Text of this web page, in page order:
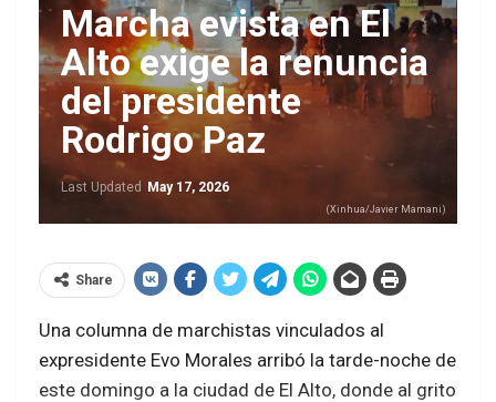
Marcha evista en El
Alto exige la renuncia
del presidente
Rodrigo Paz
Last Updated May 17, 2026
(Xinhua/Javier Mamani)
Share
Una columna de marchistas vinculados al
expresidente Evo Morales arribó la tarde-noche de
este domingo a la ciudad de El Alto, donde al grito